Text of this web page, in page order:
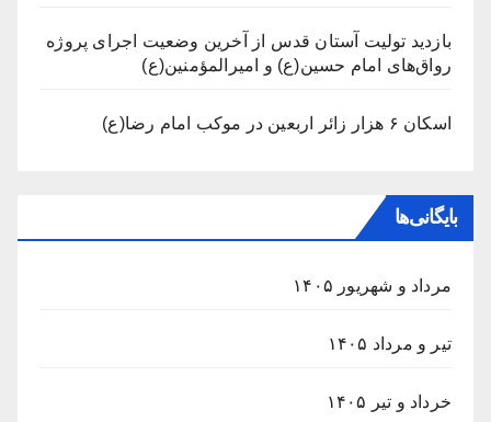
بازدید تولیت آستان قدس از آخرین وضعیت اجرای پروژه
رواق‌های امام حسین(ع) و امیرالمؤمنین(ع)
اسکان ۶ هزار زائر اربعین در موکب امام رضا(ع)
بایگانی‌ها
مرداد و شهریور ۱۴۰۵
تیر و مرداد ۱۴۰۵
خرداد و تیر ۱۴۰۵